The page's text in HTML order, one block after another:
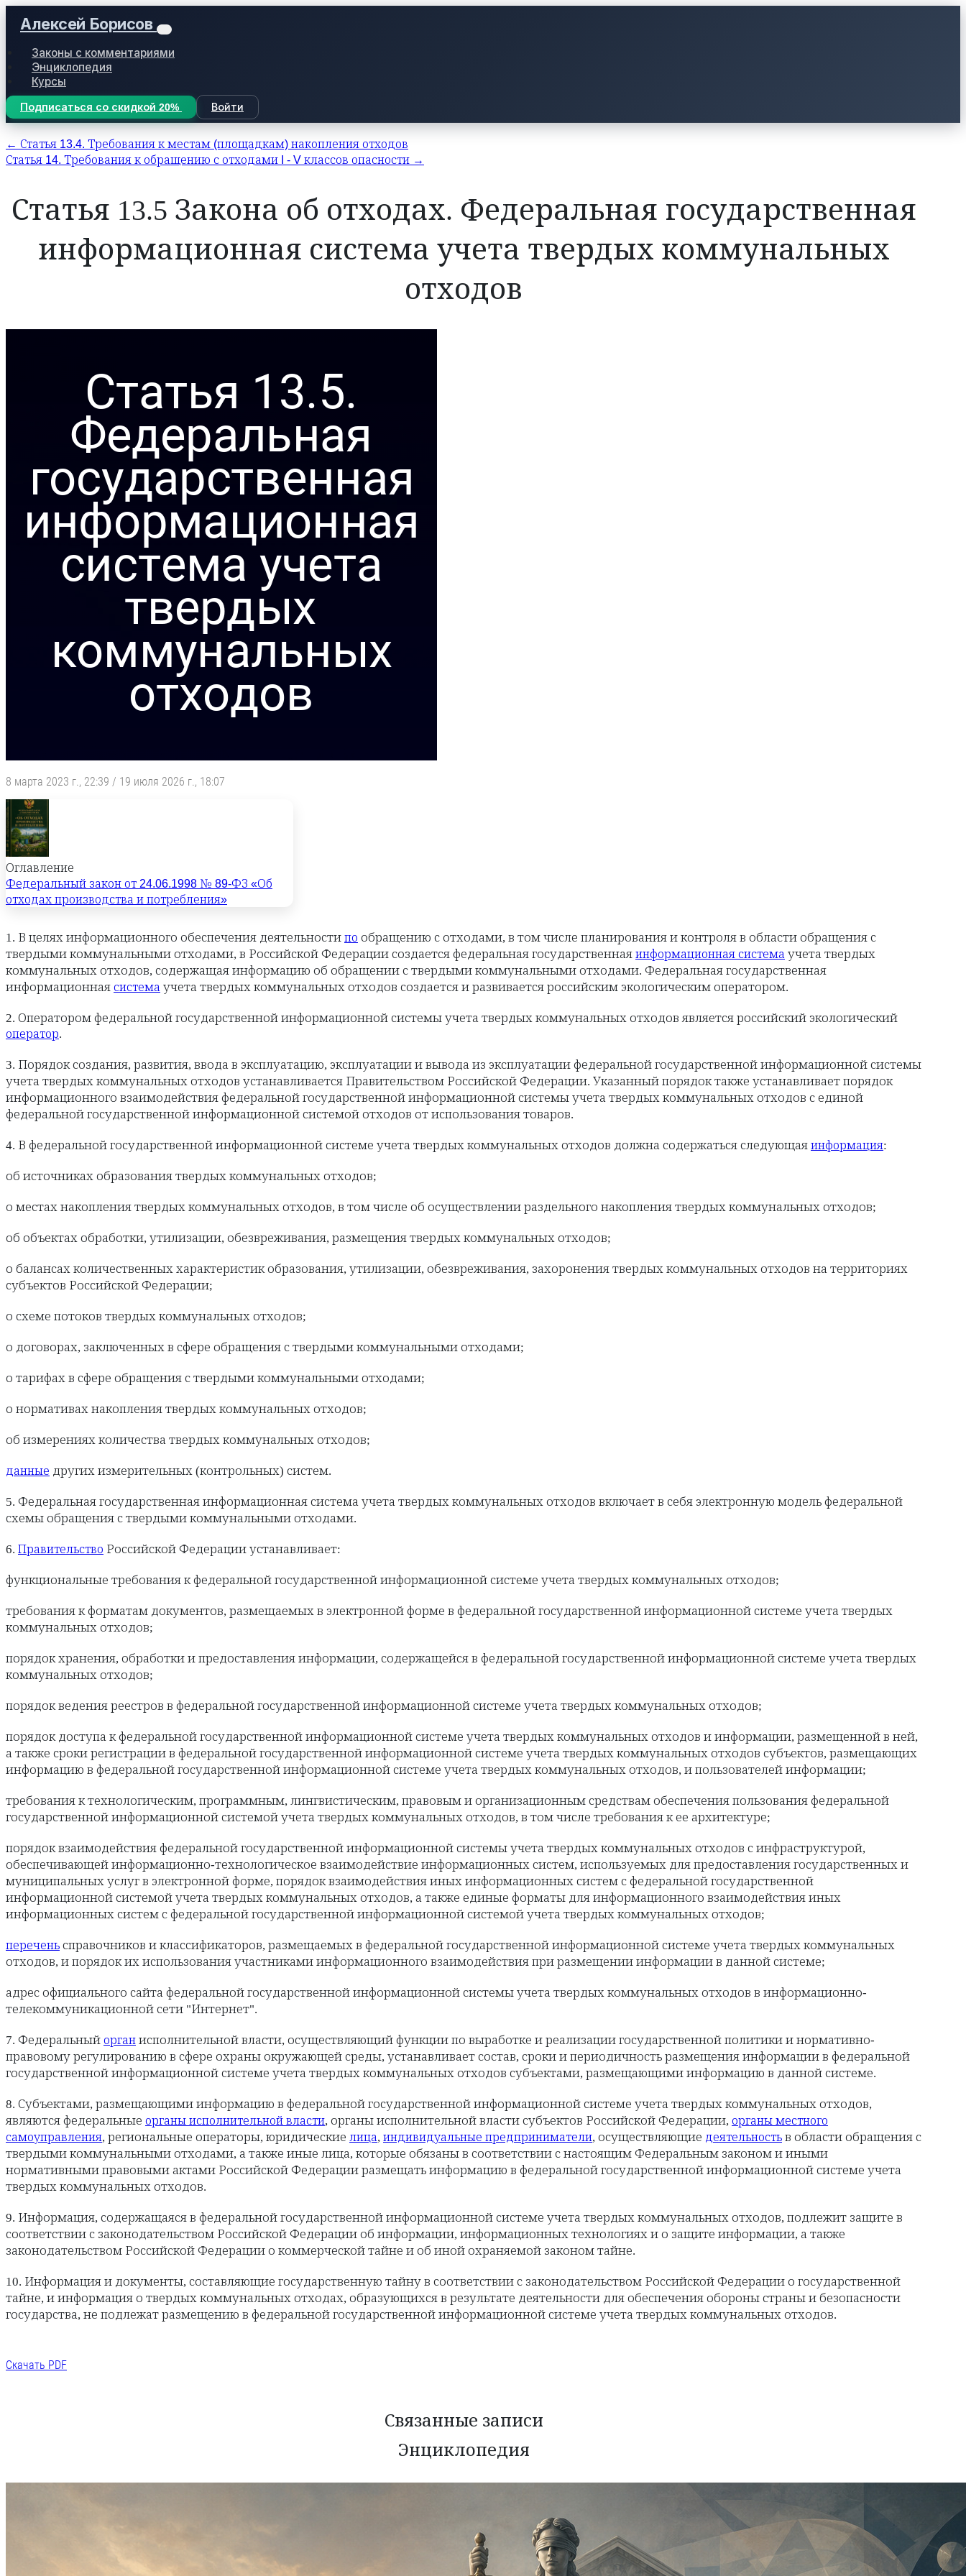
Алексей Борисов
Законы с комментариями
Энциклопедия
Курсы
Подписаться со скидкой 20% Войти
← Статья 13.4. Требования к местам (площадкам) накопления отходов
Статья 14. Требования к обращению с отходами I - V классов опасности →
Статья 13.5 Закона об отходах. Федеральная государственная
информационная система учета твердых коммунальных
отходов
8 марта 2023 г., 22:39 / 19 июля 2026 г., 18:07
Оглавление
Федеральный закон от 24.06.1998 № 89-ФЗ «Об
отходах производства и потребления»
1. В целях информационного обеспечения деятельности по обращению с отходами, в том числе планирования и контроля в области обращения с
твердыми коммунальными отходами, в Российской Федерации создается федеральная государственная информационная система учета твердых
коммунальных отходов, содержащая информацию об обращении с твердыми коммунальными отходами. Федеральная государственная
информационная система учета твердых коммунальных отходов создается и развивается российским экологическим оператором.
2. Оператором федеральной государственной информационной системы учета твердых коммунальных отходов является российский экологический
оператор.
3. Порядок создания, развития, ввода в эксплуатацию, эксплуатации и вывода из эксплуатации федеральной государственной информационной системы
учета твердых коммунальных отходов устанавливается Правительством Российской Федерации. Указанный порядок также устанавливает порядок
информационного взаимодействия федеральной государственной информационной системы учета твердых коммунальных отходов с единой
федеральной государственной информационной системой отходов от использования товаров.
4. В федеральной государственной информационной системе учета твердых коммунальных отходов должна содержаться следующая информация:
об источниках образования твердых коммунальных отходов;
о местах накопления твердых коммунальных отходов, в том числе об осуществлении раздельного накопления твердых коммунальных отходов;
об объектах обработки, утилизации, обезвреживания, размещения твердых коммунальных отходов;
о балансах количественных характеристик образования, утилизации, обезвреживания, захоронения твердых коммунальных отходов на территориях
субъектов Российской Федерации;
о схеме потоков твердых коммунальных отходов;
о договорах, заключенных в сфере обращения с твердыми коммунальными отходами;
о тарифах в сфере обращения с твердыми коммунальными отходами;
о нормативах накопления твердых коммунальных отходов;
об измерениях количества твердых коммунальных отходов;
данные других измерительных (контрольных) систем.
5. Федеральная государственная информационная система учета твердых коммунальных отходов включает в себя электронную модель федеральной
схемы обращения с твердыми коммунальными отходами.
6. Правительство Российской Федерации устанавливает:
функциональные требования к федеральной государственной информационной системе учета твердых коммунальных отходов;
требования к форматам документов, размещаемых в электронной форме в федеральной государственной информационной системе учета твердых
коммунальных отходов;
порядок хранения, обработки и предоставления информации, содержащейся в федеральной государственной информационной системе учета твердых
коммунальных отходов;
порядок ведения реестров в федеральной государственной информационной системе учета твердых коммунальных отходов;
порядок доступа к федеральной государственной информационной системе учета твердых коммунальных отходов и информации, размещенной в ней,
а также сроки регистрации в федеральной государственной информационной системе учета твердых коммунальных отходов субъектов, размещающих
информацию в федеральной государственной информационной системе учета твердых коммунальных отходов, и пользователей информации;
требования к технологическим, программным, лингвистическим, правовым и организационным средствам обеспечения пользования федеральной
государственной информационной системой учета твердых коммунальных отходов, в том числе требования к ее архитектуре;
порядок взаимодействия федеральной государственной информационной системы учета твердых коммунальных отходов с инфраструктурой,
обеспечивающей информационно-технологическое взаимодействие информационных систем, используемых для предоставления государственных и
муниципальных услуг в электронной форме, порядок взаимодействия иных информационных систем с федеральной государственной
информационной системой учета твердых коммунальных отходов, а также единые форматы для информационного взаимодействия иных
информационных систем с федеральной государственной информационной системой учета твердых коммунальных отходов;
перечень справочников и классификаторов, размещаемых в федеральной государственной информационной системе учета твердых коммунальных
отходов, и порядок их использования участниками информационного взаимодействия при размещении информации в данной системе;
адрес официального сайта федеральной государственной информационной системы учета твердых коммунальных отходов в информационно-
телекоммуникационной сети "Интернет".
7. Федеральный орган исполнительной власти, осуществляющий функции по выработке и реализации государственной политики и нормативно-
правовому регулированию в сфере охраны окружающей среды, устанавливает состав, сроки и периодичность размещения информации в федеральной
государственной информационной системе учета твердых коммунальных отходов субъектами, размещающими информацию в данной системе.
8. Субъектами, размещающими информацию в федеральной государственной информационной системе учета твердых коммунальных отходов,
являются федеральные органы исполнительной власти, органы исполнительной власти субъектов Российской Федерации, органы местного
самоуправления, региональные операторы, юридические лица, индивидуальные предприниматели, осуществляющие деятельность в области обращения с
твердыми коммунальными отходами, а также иные лица, которые обязаны в соответствии с настоящим Федеральным законом и иными
нормативными правовыми актами Российской Федерации размещать информацию в федеральной государственной информационной системе учета
твердых коммунальных отходов.
9. Информация, содержащаяся в федеральной государственной информационной системе учета твердых коммунальных отходов, подлежит защите в
соответствии с законодательством Российской Федерации об информации, информационных технологиях и о защите информации, а также
законодательством Российской Федерации о коммерческой тайне и об иной охраняемой законом тайне.
10. Информация и документы, составляющие государственную тайну в соответствии с законодательством Российской Федерации о государственной
тайне, и информация о твердых коммунальных отходах, образующихся в результате деятельности для обеспечения обороны страны и безопасности
государства, не подлежат размещению в федеральной государственной информационной системе учета твердых коммунальных отходов.
Скачать PDF
Связанные записи
Энциклопедия